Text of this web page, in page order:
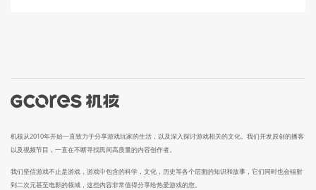
机核从2010年开始一直致力于分享游戏玩家的生活，以及深入探讨游戏相关的文化。我们开发原创的播客
以及视频节目，一直在不断寻找民间高质量的内容创作者。
我们坚信游戏不止是游戏，游戏中包含的科学，文化，历史等各个层面的知识和故事，它们同时也会辐射
到二次元甚至电影的领域，这些内容非常值得分享给热爱游戏的您。